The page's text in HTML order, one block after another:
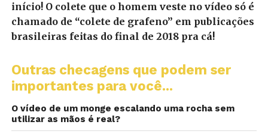
início! O colete que o homem veste no vídeo só é
chamado de “colete de grafeno” em publicações
brasileiras feitas do final de 2018 pra cá!
Outras checagens que podem ser
importantes para você...
O vídeo de um monge escalando uma rocha sem
utilizar as mãos é real?